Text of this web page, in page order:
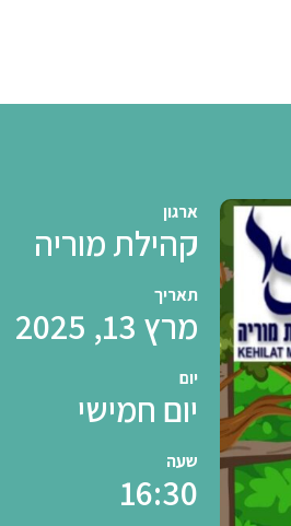
ארגון
קהילת מוריה
תאריך
מרץ 13, 2025
יום
יום חמישי
שעה
16:30